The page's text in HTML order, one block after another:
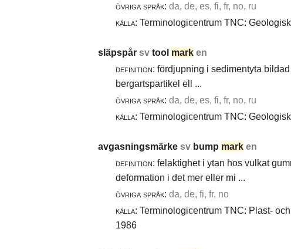
övriga språk: da, de, es, fi, fr, no, ru
källa: Terminologicentrum TNC:
släpspår sv tool mark en
definition: fördjupning i sedimentyta
bergartspartikel ell ...
övriga språk: da, de, es, fi, fr, no, ru
källa: Terminologicentrum TNC:
avgasningsmärke sv bump mark en
definition: felaktighet i ytan hos vulkat
deformation i det mer eller mi ...
övriga språk: da, de, fi, fr, no
källa: Terminologicentrum TNC: Plast-
1986